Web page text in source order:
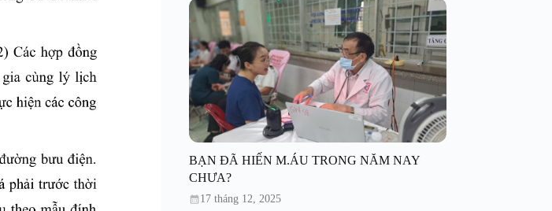
BẠN ĐÃ HIẾN M.ÁU TRONG NĂM NAY
CHƯA?
17 tháng 12, 2025